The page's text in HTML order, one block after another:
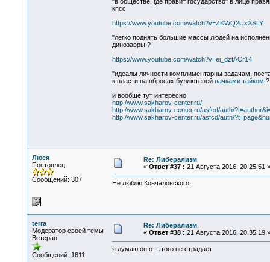
кпсс
https://www.youtube.com/watch?v=ZKWQ2UxXSLY
"легко поднять большие массы людей на
динозавры ?
https://www.youtube.com/watch?v=ei_dztACr14
"идеалы личности комплиментарны задачам,
к власти на вбросах буллютеней пачками тайком ?
и вообще тут интересно
http://www.sakharov-center.ru/
http://www.sakharov-center.ru/asfcd/auth/
http://www.sakharov-center.ru/asfcd/auth/
Люся
Постоялец
Сообщений: 307
Re: Либерализм
« Ответ #37 : 21 Августа 2016, 20:25:51 »
Не люблю Кончаловского.
terra
Модератор своей темы
Ветеран
Сообщений: 1811
Re: Либерализм
« Ответ #38 : 21 Августа 2016, 20:35:19 »
я думаю он от этого не страдает